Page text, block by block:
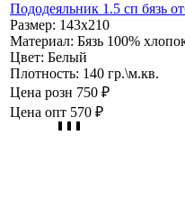
Пододеяльник 1.5 сп бязь
Размер: 143х210
Материал: Бязь 100%
Цвет: Белый
Плотность: 140 гр.\м.кв.
Цена розн 750 ₽
Цена опт 570 ₽